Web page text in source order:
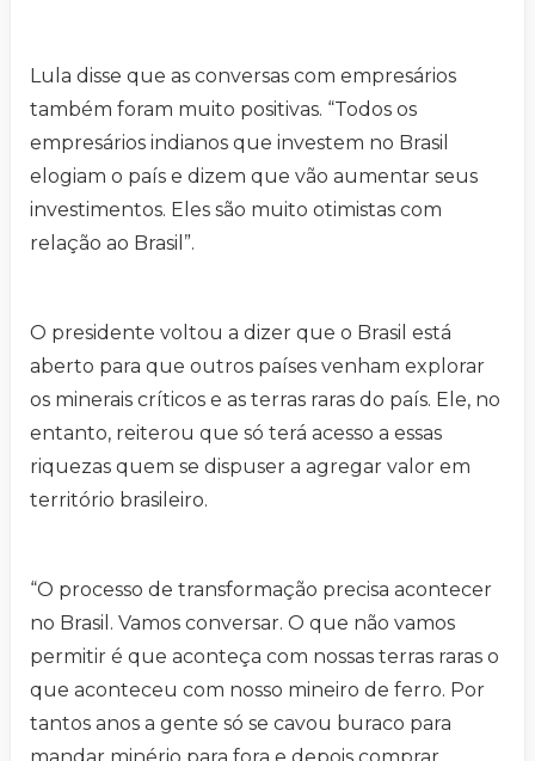
Lula disse que as conversas com empresários
também foram muito positivas. “Todos os
empresários indianos que investem no Brasil
elogiam o país e dizem que vão aumentar seus
investimentos. Eles são muito otimistas com
relação ao Brasil”.
O presidente voltou a dizer que o Brasil está
aberto para que outros países venham explorar
os minerais críticos e as terras raras do país. Ele, no
entanto, reiterou que só terá acesso a essas
riquezas quem se dispuser a agregar valor em
território brasileiro.
“O processo de transformação precisa acontecer
no Brasil. Vamos conversar. O que não vamos
permitir é que aconteça com nossas terras raras o
que aconteceu com nosso mineiro de ferro. Por
tantos anos a gente só se cavou buraco para